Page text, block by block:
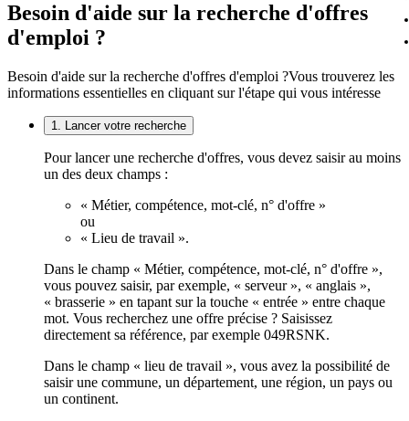
Besoin d'aide sur la recherche d'offres
d'emploi ?
Besoin d'aide sur la recherche d'offres d'emploi ?Vous trouverez les
informations essentielles en cliquant sur l'étape qui vous intéresse
1. Lancer votre recherche
Pour lancer une recherche d'offres, vous devez saisir au moins
un des deux champs :
« Métier, compétence, mot-clé, n° d'offre »
ou
« Lieu de travail ».
Dans le champ « Métier, compétence, mot-clé, n° d'offre »,
vous pouvez saisir, par exemple, « serveur », « anglais »,
« brasserie » en tapant sur la touche « entrée » entre chaque
mot. Vous recherchez une offre précise ? Saisissez
directement sa référence, par exemple 049RSNK.
Dans le champ « lieu de travail », vous avez la possibilité de
saisir une commune, un département, une région, un pays ou
un continent.